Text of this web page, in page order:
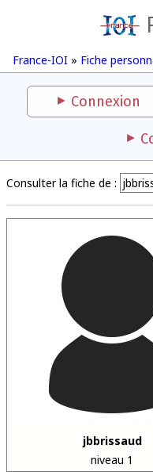
France-IOI » Fiche
Connexion
Consulter la fiche de :
jbbrissaud
niveau 1